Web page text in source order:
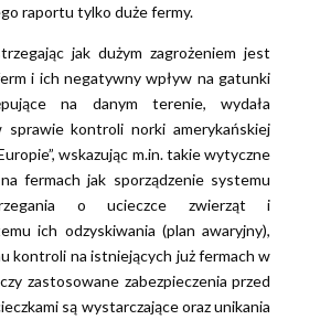
raportu tylko duże fermy.
jak dużym zagrożeniem jest
i ich negatywny wpływ na gatunki
na danym terenie, wydała
sprawie kontroli norki amerykańskiej
wskazując m.in. takie wytyczne
fermach jak sporządzenie systemu
o ucieczce zwierząt i
ich odzyskiwania (plan awaryjny),
kontroli na istniejących już fermach w
zastosowane zabezpieczenia przed
są wystarczające oraz unikania